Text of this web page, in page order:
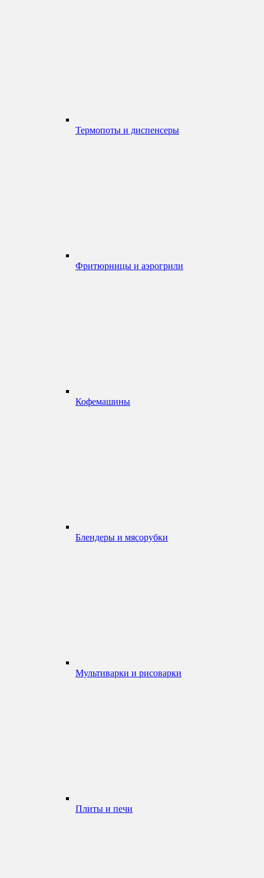
Термопоты и диспенсеры
Фритюрницы и аэрогрили
Кофемашины
Блендеры и мясорубки
Мультиварки и рисоварки
Плиты и печи